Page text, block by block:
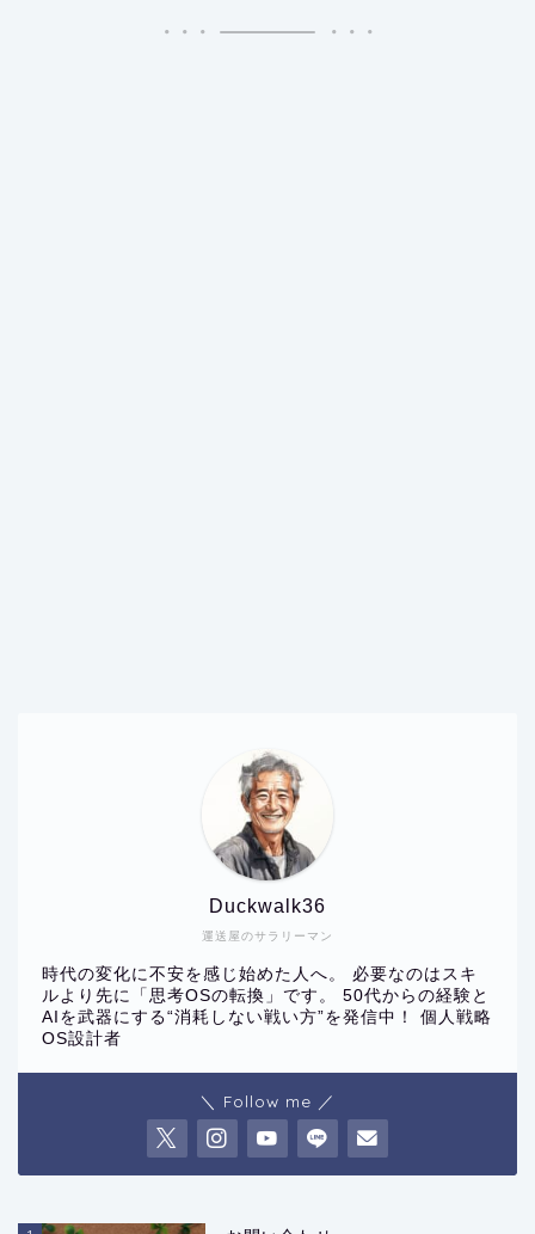
運送屋のサラリーマン
Duckwalk36
時代の変化に不安を感じ始めた人へ。 必要なのはスキ
ルより先に「思考OSの転換」です。 50代からの経験と
AIを武器にする“消耗しない戦い方”を発信中！ 個人戦略
OS設計者
＼ Follow me ／